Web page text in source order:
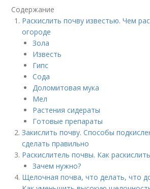
Содержание
Раскислить почву известью. Чем
огороде
Зола
Известь
Гипс
Сода
Доломитовая мука
Мел
Растения сидераты
Готовые препараты
Закислить почву. Способы
сделать правильно
Раскислитель почвы. Как
Зачем нужно?
Щелочная почва, что делать, что